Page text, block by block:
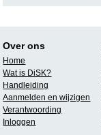
Over ons
Home
Wat is DiSK?
Handleiding
Aanmelden en wijzigen
Verantwoording
Inloggen